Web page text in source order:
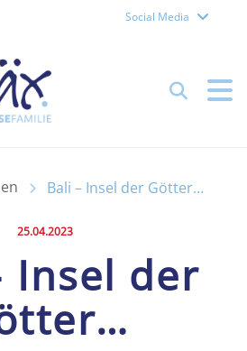
Social Media
Suchen
Bali – Insel der Götter…
Veröffentlicht am:
25.04.2023
Insel der